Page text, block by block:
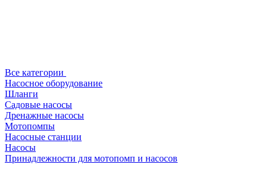
Все категории
Насосное оборудование
Шланги
Садовые насосы
Дренажные насосы
Мотопомпы
Насосные станции
Насосы
Принадлежности для мотопомп и насосов